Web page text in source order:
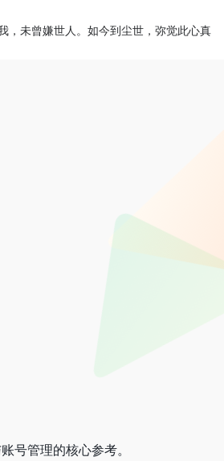
，未曾嫌世人。如今到尘世，弥觉此心真
号管理的核心参考。